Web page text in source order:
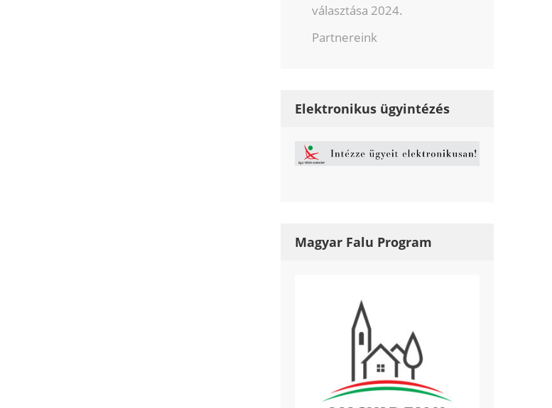
választása 2024.
Partnereink
Elektronikus ügyintézés
Magyar Falu Program